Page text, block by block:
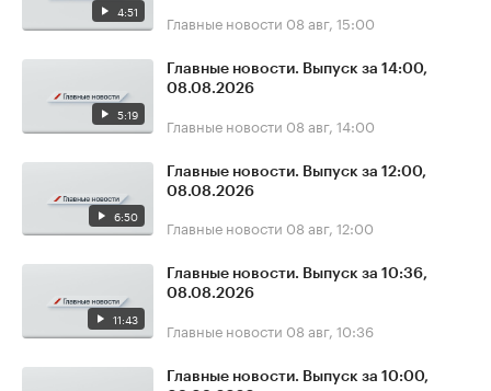
4:51 Главные новости 08 авг, 15:00
5:19
Главные новости. Выпуск за 14:00,
08.08.2026
Главные новости 08 авг, 14:00
6:50
Главные новости. Выпуск за 12:00,
08.08.2026
Главные новости 08 авг, 12:00
11:43
Главные новости. Выпуск за 10:36,
08.08.2026
Главные новости 08 авг, 10:36
Главные новости. Выпуск за 10:00,